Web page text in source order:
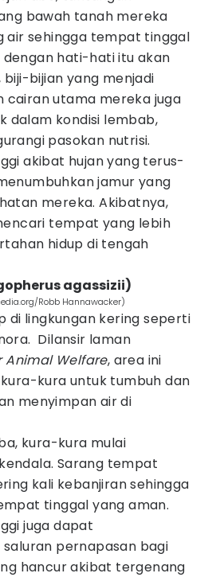
bawah tanah mereka
air sehingga tempat tinggal
hati-hati itu akan
biji-bijian yang menjadi
cairan utama mereka juga
dalam kondisi lembab,
pasokan nutrisi.
akibat hujan yang terus-
jamur yang
mereka. Akibatnya,
tempat yang lebih
hidup di tengah
agassizii)
Robb Hannawacker)
di lingkungan kering seperti
Dilansir laman
Animal Welfare, area ini
kura untuk tumbuh dan
menyimpan air di
kura-kura mulai
Sarang tempat
kali kebanjiran sehingga
tinggal yang aman.
juga dapat
pernapasan bagi
hancur akibat tergenang